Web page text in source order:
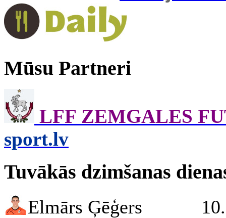
Mūsu Partneri
LFF ZEMGALES
sport.lv
Tuvākās dzimšanas
Elmārs Ģēģers